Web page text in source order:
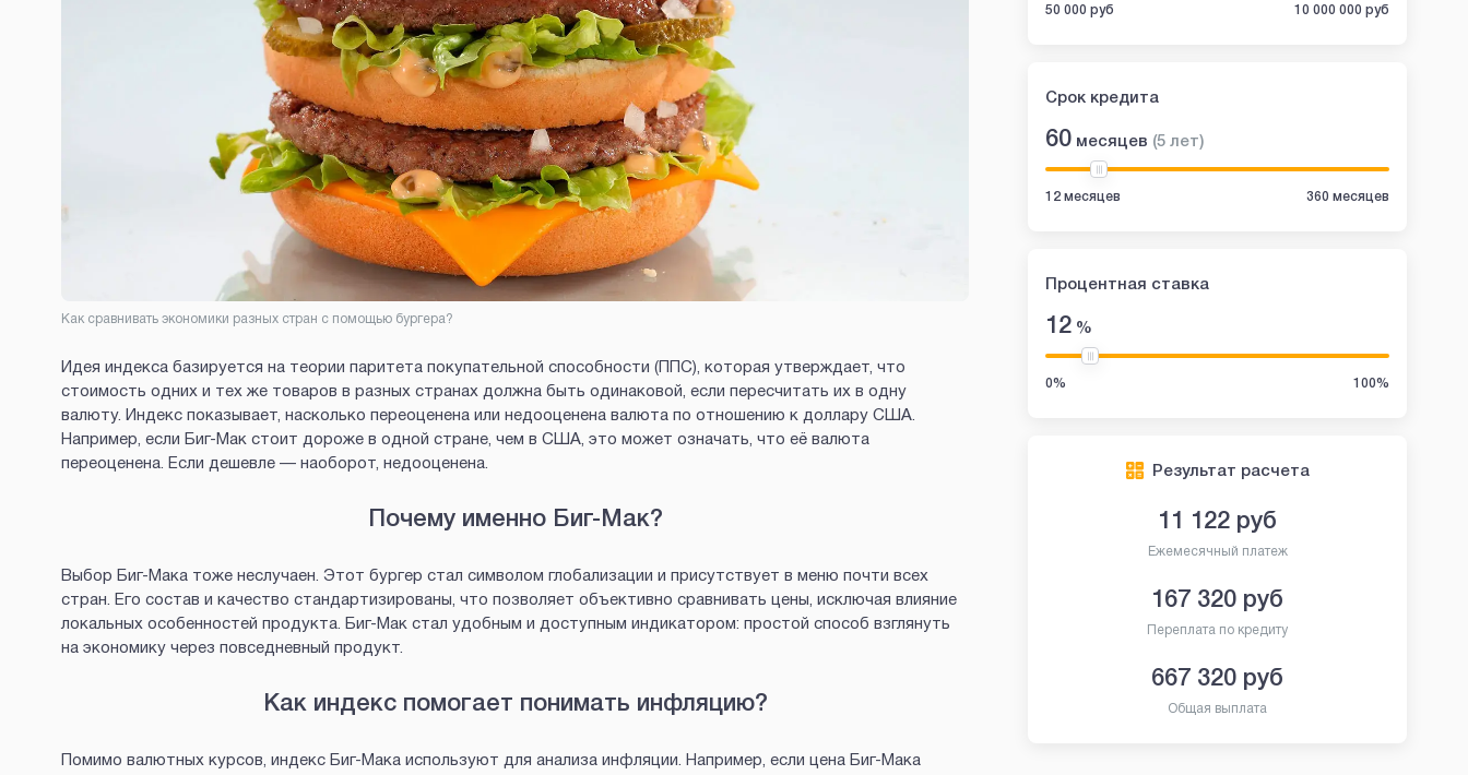
Как сравнивать экономики разных стран с помощью бургера?
Идея индекса базируется на теории паритета покупательной способности (ППС), которая утверждает, что
стоимость одних и тех же товаров в разных странах должна быть одинаковой, если пересчитать их в одну
валюту. Индекс показывает, насколько переоценена или недооценена валюта по отношению к доллару США.
Например, если Биг-Мак стоит дороже в одной стране, чем в США, это может означать, что её валюта
переоценена. Если дешевле — наоборот, недооценена.
Почему именно Биг-Мак?
Выбор Биг-Мака тоже неслучаен. Этот бургер стал символом глобализации и присутствует в меню почти всех
стран. Его состав и качество стандартизированы, что позволяет объективно сравнивать цены, исключая влияние
локальных особенностей продукта. Биг-Мак стал удобным и доступным индикатором: простой способ взглянуть
на экономику через повседневный продукт.
Как индекс помогает понимать инфляцию?
Помимо валютных курсов, индекс Биг-Мака используют для анализа инфляции. Например, если цена Биг-Мака
50 000 руб 10 000 000 руб
Срок кредита
60 месяцев (5 лет)
12 месяцев 360 месяцев
Процентная ставка
12 %
0% 100%
Результат расчета
11 122 руб
Ежемесячный платеж
167 320 руб
Переплата по кредиту
667 320 руб
Общая выплата